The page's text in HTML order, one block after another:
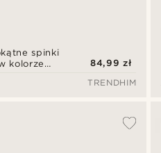
spinki
kolorze
84,99 zł
TRENDHIM